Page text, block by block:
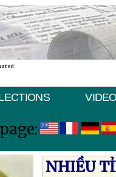
NHIỀU